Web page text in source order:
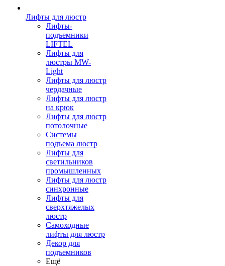
Лифты для люстр
Лифты-
подъемники
LIFTEL
Лифты для
люстры MW-
Light
Лифты для люстр
чердачные
Лифты для люстр
на крюк
Лифты для люстр
потолочные
Системы
подъема люстр
Лифты для
светильников
промышленных
Лифты для люстр
синхронные
Лифты для
сверхтяжелых
люстр
Самоходные
лифты для люстр
Декор для
подъемников
Ещё